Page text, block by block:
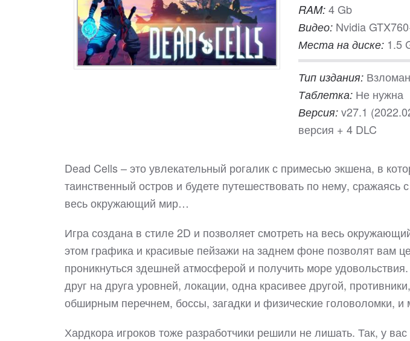
RAM: 4 Gb
Видео: Nvidia
Места на диске: 1.5
Тип издания:
Таблетка: Не нужна
Версия: v27.1
версия + 4 DLC
Dead Cells – это увлекательный рогалик с примесью экшена, в
таинственный остров и будете путешествовать по нему, сражаясь
весь окружающий мир…
Игра создана в стиле 2D и позволяет смотреть на весь
этом графика и красивые пейзажи на заднем фоне позволят вам
проникнуться здешней атмосферой и получить море
друг на друга уровней, локации, одна красивее другой,
обширным перечнем, боссы, загадки и физические головоломки, и
Хардкора игроков тоже разработчики решили не лишать. Так, у